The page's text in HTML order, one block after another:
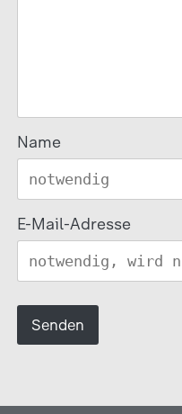
Name
E-Mail-Adresse